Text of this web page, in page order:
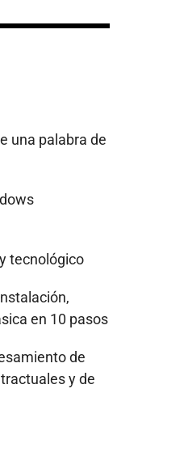
una palabra de
tecnológico
en 10 pasos
de
y de